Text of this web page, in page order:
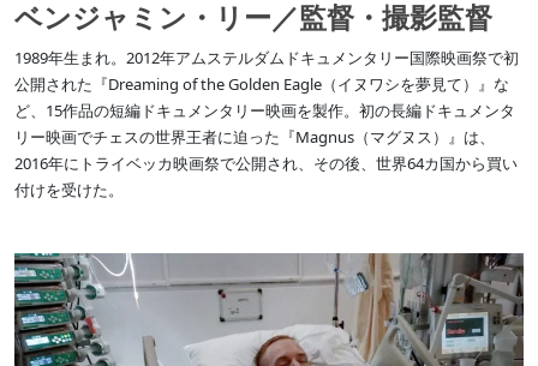
ベンジャミン・リー／監督・撮影監督
1989年生まれ。2012年アムステルダムドキュメンタリー国際映画祭で初
公開された『Dreaming of the Golden Eagle（イヌワシを夢見て）』な
ど、15作品の短編ドキュメンタリー映画を製作。初の長編ドキュメンタ
リー映画でチェスの世界王者に迫った『Magnus（マグヌス）』は、
2016年にトライベッカ映画祭で公開され、その後、世界64カ国から買い
付けを受けた。